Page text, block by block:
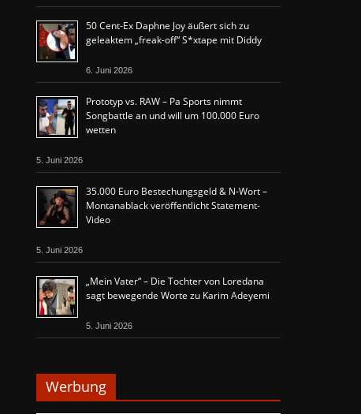
50 Cent-Ex Daphne Joy äußert sich zu
geleaktem „freak-off“ S*xtape mit Diddy
6. Juni 2026
Prototyp vs. RAW – Pa Sports nimmt
Songbattle an und will um 100.000 Euro
wetten
5. Juni 2026
35.000 Euro Bestechungsgeld & N-Wort –
Montanablack veröffentlicht Statement-
Video
5. Juni 2026
„Mein Vater“ – Die Tochter von Loredana
sagt bewegende Worte zu Karim Adeyemi
5. Juni 2026
Werbung